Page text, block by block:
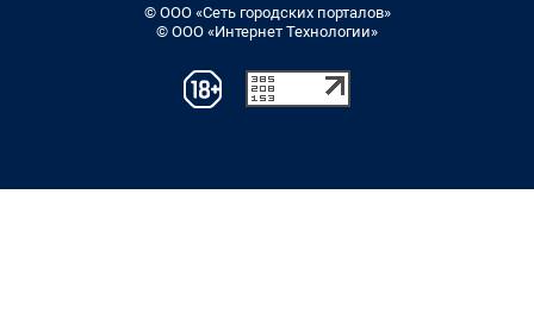
© ООО «Сеть городских порталов»
© ООО «Интернет Технологии»